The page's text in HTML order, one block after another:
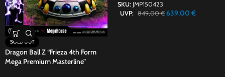
SOLD OUT
Dragon Ball Z “Frieza 4th Form
Mega Premium Masterline”
SKU: JMP150423
UVP: 849,00€ 639,00 €